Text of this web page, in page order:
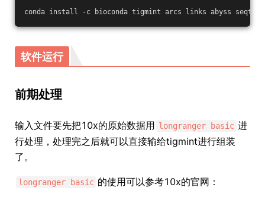
conda install -c bioconda tigmint arcs links abyss seqtk
软件运行
前期处理
输入文件要先把10x的原始数据用 longranger basic 进
行处理，处理完之后就可以直接输给tigmint进行组装
了。
longranger basic 的使用可以参考10x的官网：